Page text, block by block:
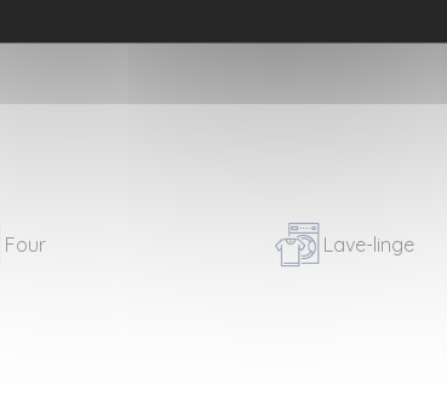
Four Lave-linge